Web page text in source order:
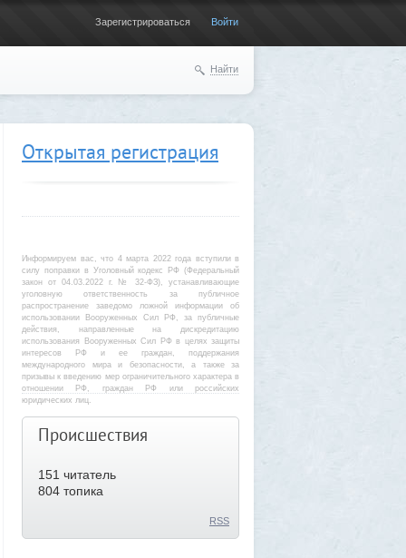
Зарегистрироваться Войти
Найти
Открытая регистрация
Информируем вас, что 4 марта 2022 года вступили в
силу поправки в Уголовный кодекс РФ (Федеральный
закон от 04.03.2022 г. № 32-ФЗ), устанавливающие
уголовную ответственность за публичное
распространение заведомо ложной информации об
использовании Вооруженных Сил РФ, за публичные
действия, направленные на дискредитацию
использования Вооруженных Сил РФ в целях защиты
интересов РФ и ее граждан, поддержания
международного мира и безопасности, а также за
призывы к введению мер ограничительного характера в
отношении РФ, граждан РФ или российских
юридических лиц.
Происшествия
151 читатель
804 топика
RSS